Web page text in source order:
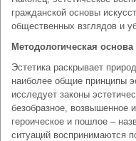
гражданской основы
общественных взглядов и
Методологическая основа
Эстетика раскрывает
наиболее общие принципы
исследует законы
безобразное, возвышенное
героическое и пошлое –
ситуаций воспринимаются